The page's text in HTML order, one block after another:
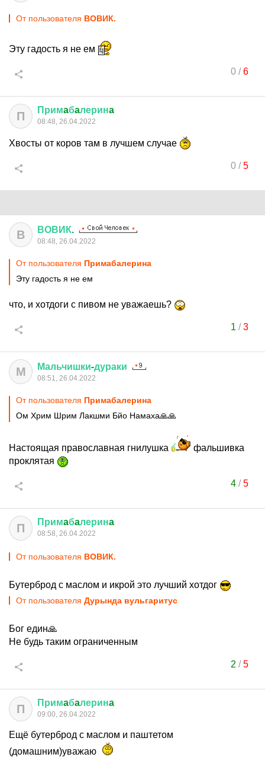
От пользователя ВОВИК.
Эту гадость я не ем
0/6
П Примaбaлеринa
08:48, 26.04.2022
Хвосты от коров там в лучшем случае
0/5
В ВОВИК.
08:48, 26.04.2022
От пользователя Примaбaлеринa
Эту гадость я не ем
что, и хотдоги с пивом не уважаешь?
1 /3
М Мальчишки-дураки
08:51, 26.04.2022
От пользователя Примaбaлеринa
Ом Хрим Шрим Лакшми Бйо Намаха🙏🙏
Настоящая православная гнилушка
фальшивка
проклятая
4/5
П Примaбaлеринa
08:58, 26.04.2022
От пользователя ВОВИК.
Бутерброд с маслом и икрой это лучший хотдог
От пользователя Дурында вульгаритус
Бог един🙏
Не будь таким ограниченным
2 /5
П Примaбaлеринa
09:00, 26.04.2022
Ещё бутерброд с маслом и паштетом
(домашним)уважаю